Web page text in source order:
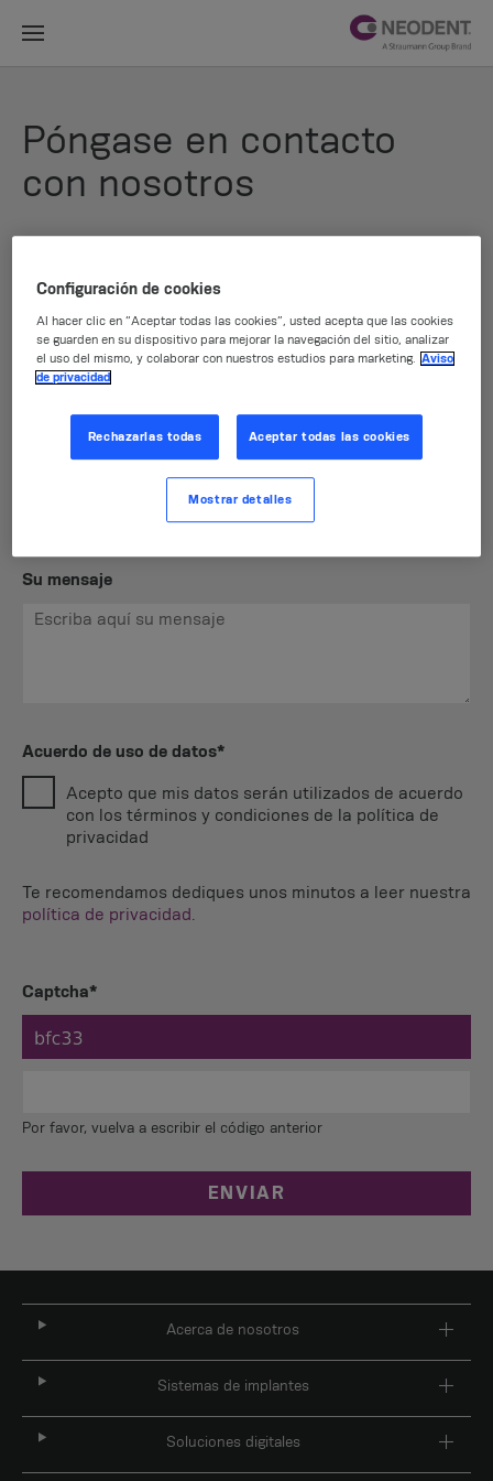
Póngase en contacto
con nosotros
Correo electrónico
Su mensaje
Acuerdo de uso de datos*
Acepto que mis datos serán utilizados de acuerdo
con los términos y condiciones de la política de
privacidad
Te recomendamos dediques unos minutos a leer nuestra
política de privacidad .
Captcha*
Por favor, vuelva a escribir el código anterior
ENVIAR
Acerca de nosotros
Sistemas de implantes
Soluciones digitales
Configuración de cookies
Al hacer clic en “Aceptar todas las cookies”, usted acepta que las cookies
se guarden en su dispositivo para mejorar la navegación del sitio, analizar
el uso del mismo, y colaborar con nuestros estudios para marketing.
Aviso
de privacidad
Rechazarlas todas Aceptar todas las cookies
Mostrar detalles